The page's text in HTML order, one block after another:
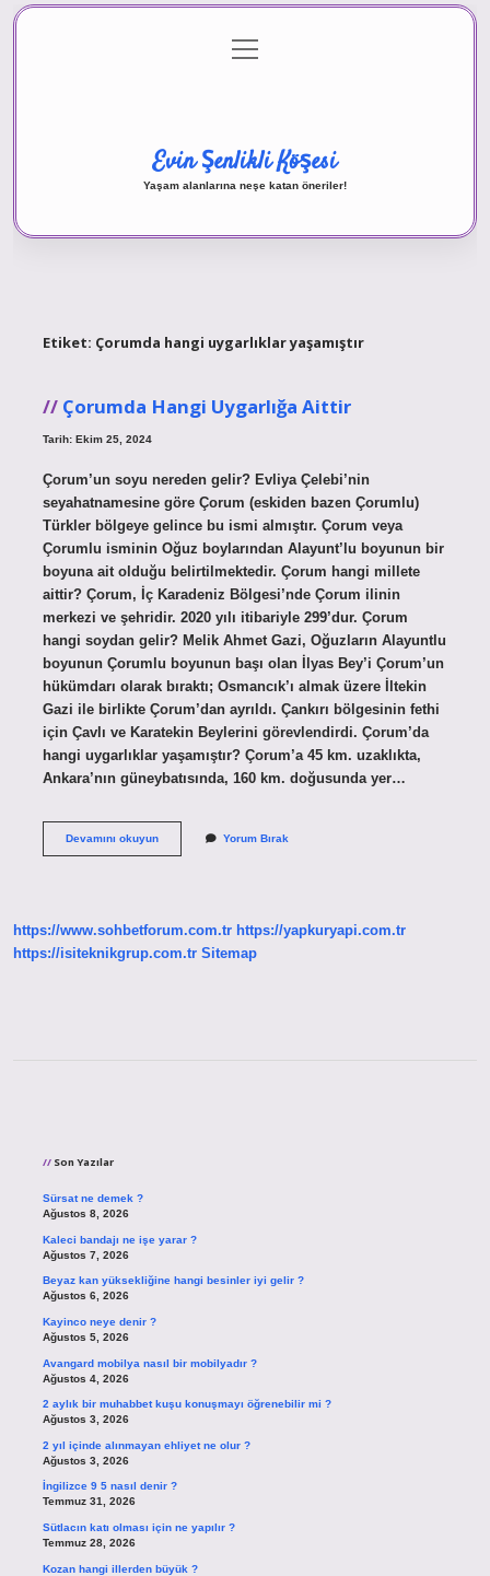
Gizlilik Politikası
menüyü
aç
Evin Şenlikli Köşesi
Yaşam alanlarına neşe katan öneriler!
Etiket: Çorumda hangi uygarlıklar yaşamıştır
Çorumda Hangi Uygarlığa Aittir
Tarih: Ekim 25, 2024
Çorum’un soyu nereden gelir? Evliya Çelebi’nin
seyahatnamesine göre Çorum (eskiden bazen Çorumlu)
Türkler bölgeye gelince bu ismi almıştır. Çorum veya
Çorumlu isminin Oğuz boylarından Alayunt’lu boyunun bir
boyuna ait olduğu belirtilmektedir. Çorum hangi millete
aittir? Çorum, İç Karadeniz Bölgesi’nde Çorum ilinin
merkezi ve şehridir. 2020 yılı itibariyle 299’dur. Çorum
hangi soydan gelir? Melik Ahmet Gazi, Oğuzların Alayuntlu
boyunun Çorumlu boyunun başı olan İlyas Bey’i Çorum’un
hükümdarı olarak bıraktı; Osmancık’ı almak üzere İltekin
Gazi ile birlikte Çorum’dan ayrıldı. Çankırı bölgesinin fethi
için Çavlı ve Karatekin Beylerini görevlendirdi. Çorum’da
hangi uygarlıklar yaşamıştır? Çorum’a 45 km. uzaklıkta,
Ankara’nın güneybatısında, 160 km. doğusunda yer…
Devamını okuyunÇorumda
Yorum Bırak
https://www.sohbetforum.com.tr https://yapkuryapi.com.tr
https://isiteknikgrup.com.tr Sitemap
Son Yazılar
Sürsat ne demek ?
Ağustos 8, 2026
Kaleci bandajı ne işe yarar ?
Ağustos 7, 2026
Beyaz kan yüksekliğine hangi besinler iyi gelir ?
Ağustos 6, 2026
Kayinco neye denir ?
Ağustos 5, 2026
Avangard mobilya nasıl bir mobilyadır ?
Ağustos 4, 2026
2 aylık bir muhabbet kuşu konuşmayı öğrenebilir mi ?
Ağustos 3, 2026
2 yıl içinde alınmayan ehliyet ne olur ?
Ağustos 3, 2026
İngilizce 9 5 nasıl denir ?
Temmuz 31, 2026
Sütlacın katı olması için ne yapılır ?
Temmuz 28, 2026
Kozan hangi illerden büyük ?